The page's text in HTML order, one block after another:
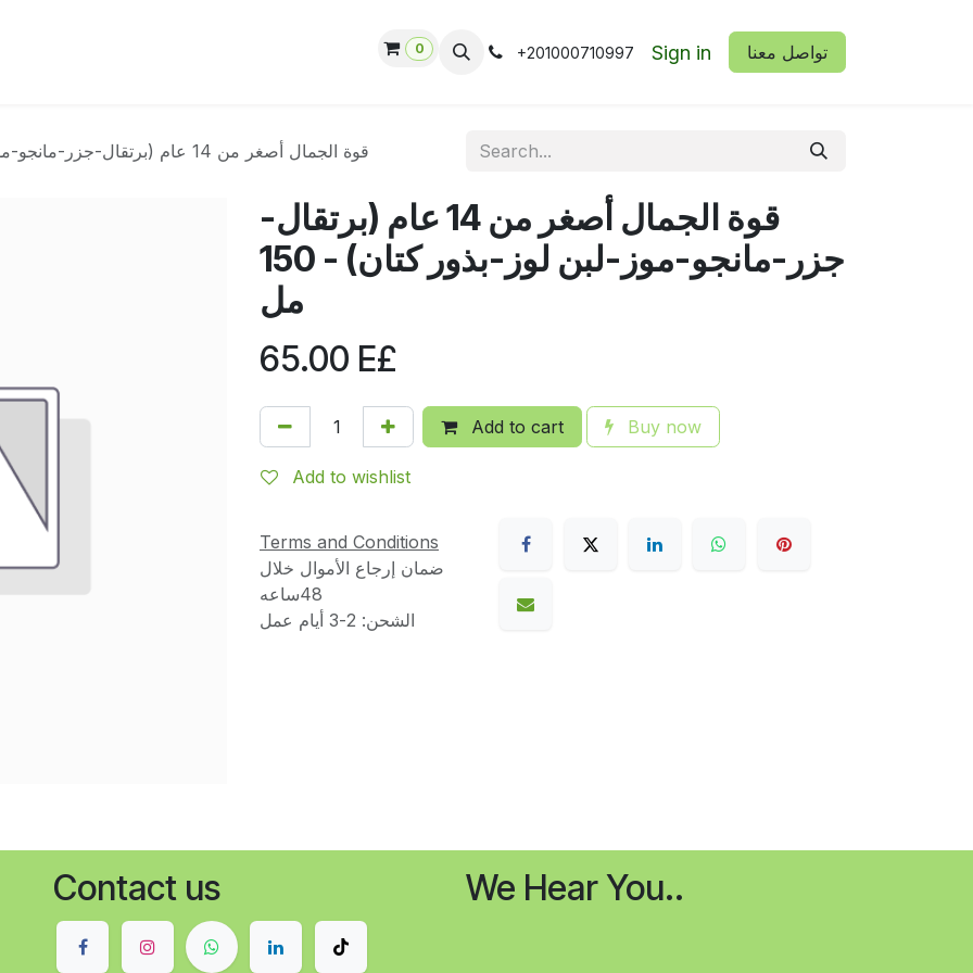
0 +201000710997 Sign in ​​تواصل معنا
قوة الجمال أصغر من 14 عام (برتقال-جزر-مانجو-موز-لبن لوز-بذور كتان) - 150 مل
قوة الجمال أصغر من 14 عام (برتقال-
جزر-مانجو-موز-لبن لوز-بذور كتان) - 150
مل
65.00 E£
Add to cart Buy now
Add to wishlist
Terms and Conditions
ضمان إرجاع الأموال خلال
الشحن: 2-3 أيام عمل
Contact us We Hear You..